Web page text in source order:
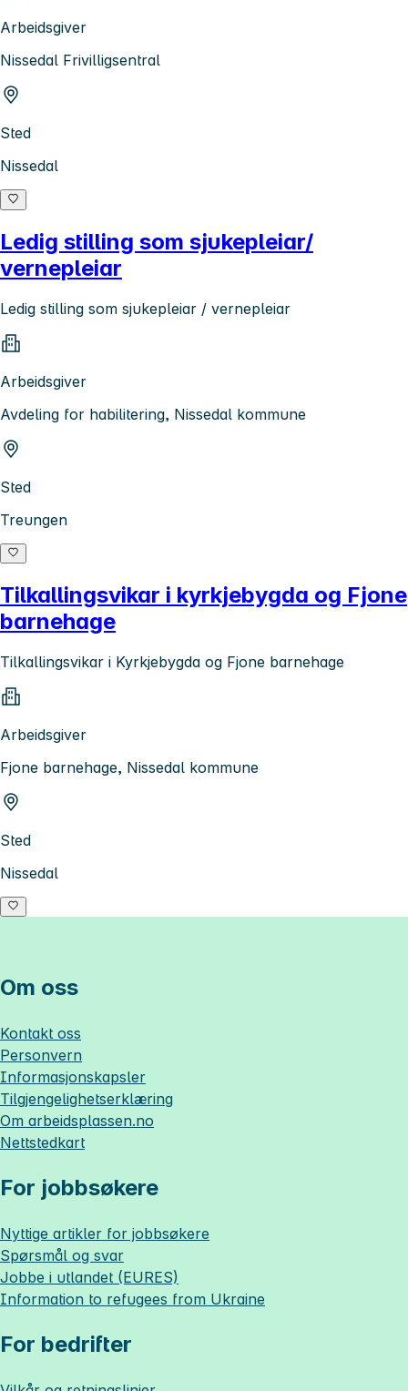
Arbeidsgiver
Nissedal Frivilligsentral
Sted
Nissedal
Ledig stilling som sjukepleiar/
vernepleiar
Ledig stilling som sjukepleiar / vernepleiar
Arbeidsgiver
Avdeling for habilitering, Nissedal kommune
Sted
Treungen
Tilkallingsvikar i kyrkjebygda og Fjone
barnehage
Tilkallingsvikar i Kyrkjebygda og Fjone barnehage
Arbeidsgiver
Fjone barnehage, Nissedal kommune
Sted
Nissedal
Om oss
Kontakt oss
Personvern
Informasjonskapsler
Tilgjengelighetserklæring
Om arbeidsplassen.no
Nettstedkart
For jobbsøkere
Nyttige artikler for jobbsøkere
Spørsmål og svar
Jobbe i utlandet (EURES)
Information to refugees from Ukraine
For bedrifter